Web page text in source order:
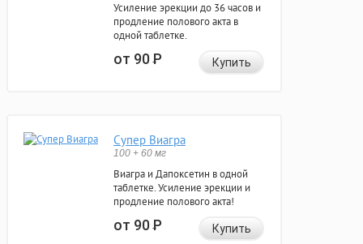
Усиление эрекции до 36 часов и
продление полового акта в
одной таблетке.
от 90Р Купить
Супер Виагра
100 + 60 мг
Виагра и Дапоксетин в одной
таблетке. Усиление эрекции и
продление полового акта!
от 90Р Купить